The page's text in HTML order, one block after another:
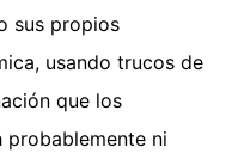
sus propios
usando trucos de
que los
probablemente ni